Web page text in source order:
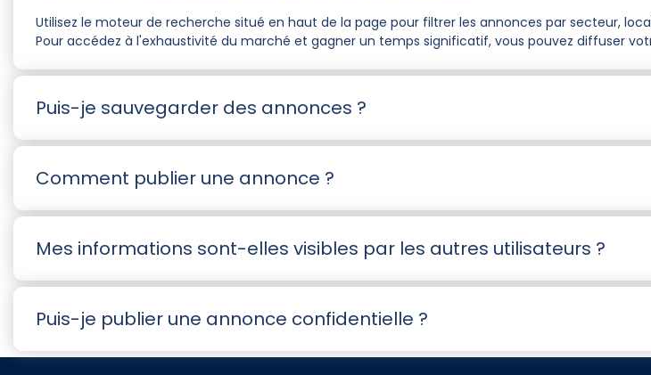
Utilisez le moteur de recherche situé en haut de la page pour filtrer les annonces par secteur,
Pour accédez à l'exhaustivité du marché et gagner un temps significatif, vous pouvez diffuser
Puis-je sauvegarder des annonces ?
Comment publier une annonce ?
Mes informations sont-elles visibles par les autres utilisateurs ?
Puis-je publier une annonce confidentielle ?